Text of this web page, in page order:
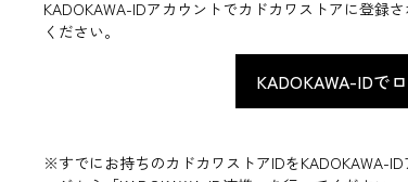
KADOKAWA-IDアカウントでカドカワストアに登録
ください。
※すでにお持ちのカドカワストアIDをKADOKAWA-